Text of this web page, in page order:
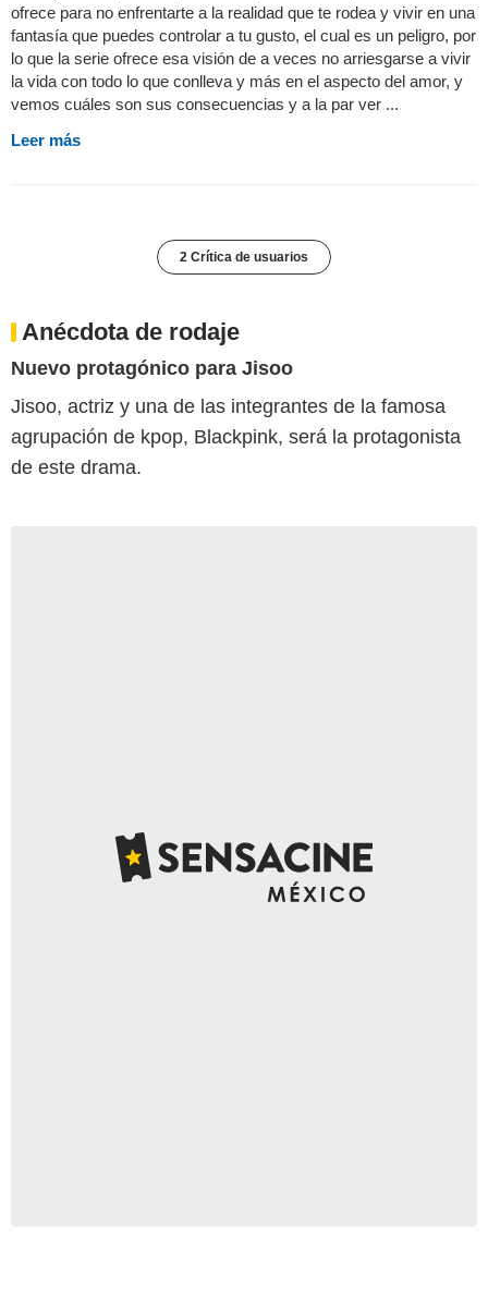
ofrece para no enfrentarte a la realidad que te rodea y vivir en una
fantasía que puedes controlar a tu gusto, el cual es un peligro, por
lo que la serie ofrece esa visión de a veces no arriesgarse a vivir
la vida con todo lo que conlleva y más en el aspecto del amor, y
vemos cuáles son sus consecuencias y a la par ver ...
Leer más
2 Crítica de usuarios
Anécdota de rodaje
Nuevo protagónico para Jisoo
Jisoo, actriz y una de las integrantes de la famosa
agrupación de kpop, Blackpink, será la protagonista
de este drama.